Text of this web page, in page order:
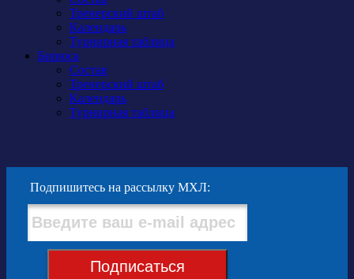
Тренерский штаб
Календарь
Турнирная таблица
Бирюса
Состав
Тренерский штаб
Календарь
Турнирная таблица
Подпишитесь на рассылку МХЛ:
Подписаться